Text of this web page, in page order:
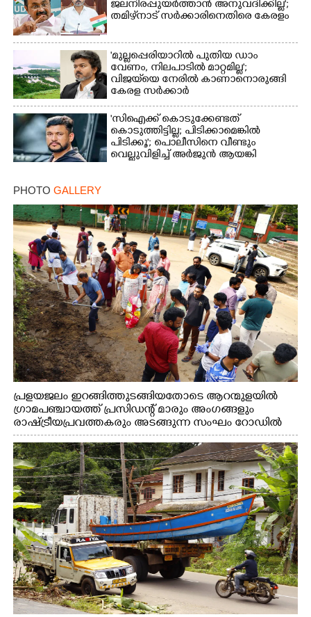
ജലനിരപ്പുയർത്താൻ അനുവദിക്കില്ല';
തമിഴ്‌നാട് സർക്കാരിനെതിരെ കേരളം
'മുല്ലപ്പെരിയാറിൽ പുതിയ ഡാം
വേണം, നിലപാടിൽ മാറ്റമില്ല';
വിജയ്‌യെ നേരിൽ കാണാനൊരുങ്ങി
കേരള സർക്കാർ
'സിഐക്ക് കൊടുക്കേണ്ടത്
കൊടുത്തിട്ടില്ല; പിടിക്കാമെങ്കിൽ
പിടിക്കൂ'; പൊലീസിനെ വീണ്ടും
വെല്ലുവിളിച്ച് അർജുൻ ആയങ്കി
PHOTO GALLERY
പ്രളയജലം ഇറങ്ങിത്തുടങ്ങിയതോടെ ആറന്മുളയിൽ
ഗ്രാമപഞ്ചായത്ത് പ്രസിഡന്റ് മാരും അംഗങ്ങളും
രാഷ്ട്രീയപ്രവത്തകരും അടങ്ങുന്ന സംഘം റോഡിൽ
അടിഞ്ഞ് കൂടിയ ചെളിയും മണ്ണും മറ്റ് മാലിന്യങ്ങളും
നീക്കം ചെയ്യുന്നു.